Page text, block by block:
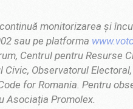
monitorizarea și
sau pe platforma
Centrul pentru Resurse
Civic, Observatorul
for Romania. Pentru
Asociația Promolex.